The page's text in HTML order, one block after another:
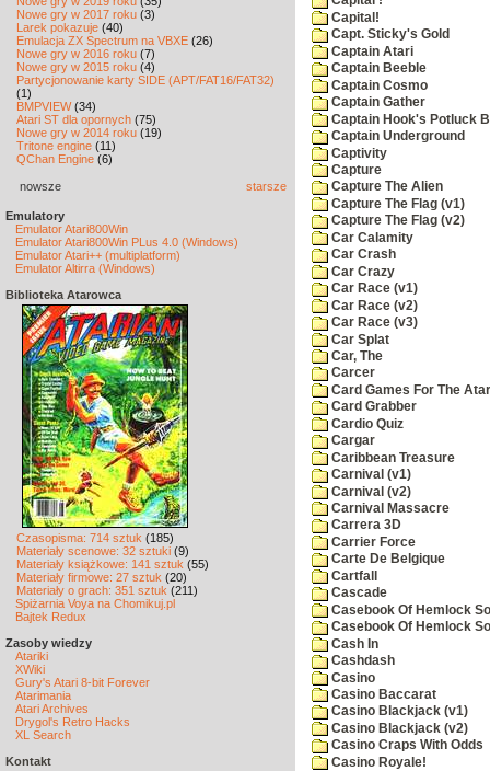
Nowe gry w 2017 roku (3)
Larek pokazuje (40)
Emulacja ZX Spectrum na VBXE (26)
Nowe gry w 2016 roku (7)
Nowe gry w 2015 roku (4)
Partycjonowanie karty SIDE (APT/FAT16/FAT32)
(1)
BMPVIEW(34)
Atari ST dla opornych (75)
Nowe gry w 2014 roku (19)
Tritone engine (11)
QChan Engine (6)
nowsze starsze
Emulatory
Emulator Atari800Win
Emulator Atari800Win PLus 4.0 (Windows)
Emulator Atari++ (multiplatform)
Emulator Altirra (Windows)
Biblioteka Atarowca
Czasopisma: 714 sztuk (185)
Materiały scenowe: 32 sztuki (9)
Materiały książkowe: 141 sztuk (55)
Materiały firmowe: 27 sztuk (20)
Materiały o grach: 351 sztuk (211)
Spiżarnia Voya na Chomikuj.pl
Bajtek Redux
Zasoby wiedzy
Atariki
XWiki
Gury's Atari 8-bit Forever
Atarimania
Atari Archives
Drygol's Retro Hacks
XL Search
Kontakt
Capital!
Capt. Sticky's Gold
Captain Atari
Captain Beeble
Captain Cosmo
Captain Gather
Captain Hook's Potluck
Captain Underground
Captivity
Capture
Capture The Alien
Capture The Flag (v1)
Capture The Flag (v2)
Car Calamity
Car Crash
Car Crazy
Car Race (v1)
Car Race (v2)
Car Race (v3)
Car Splat
Car, The
Carcer
Card Games For The
Card Grabber
Cardio Quiz
Cargar
Caribbean Treasure
Carnival (v1)
Carnival (v2)
Carnival Massacre
Carrera 3D
Carrier Force
Carte De Belgique
Cartfall
Cascade
Casebook Of Hemlock
Casebook Of Hemlock
Cash In
Cashdash
Casino
Casino Baccarat
Casino Blackjack (v1)
Casino Blackjack (v2)
Casino Craps With Odds
Casino Royale!